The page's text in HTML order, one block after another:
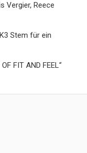
Vergier, Reece
Stem für ein
FIT AND FEEL“